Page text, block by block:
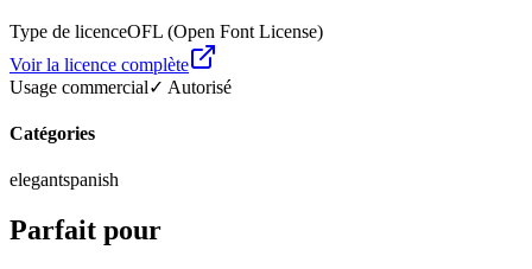
Type de licenceOFL (Open Font License)
Voir la licence complète
Usage commercial✓ Autorisé
Catégories
elegantspanish
Parfait pour